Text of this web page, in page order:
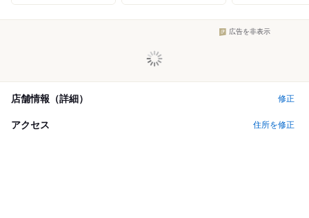
広告を非表示
店舗情報（詳細） 修正
アクセス 住所を修正